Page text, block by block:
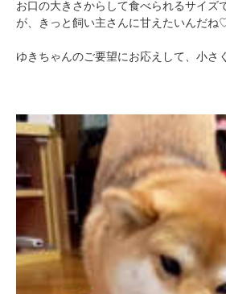
お口の大きさからして食べられるサイズ
が、きっと飼い主さんに甘えたいんだね
ゆきちゃんのご要望にお応えして、小さ